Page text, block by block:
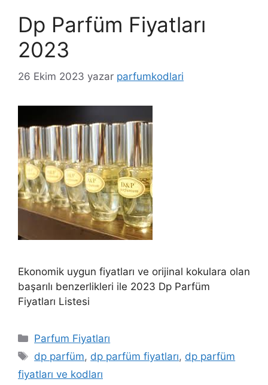
Dp Parfüm Fiyatları
2023
26 Ekim 2023 yazar parfumkodlari
Ekonomik uygun fiyatları ve orijinal kokulara olan
başarılı benzerlikleri ile 2023 Dp Parfüm
Fiyatları Listesi
Kategoriler
Parfum Fiyatları
Etiketler
dp parfüm, dp parfüm fiyatları, dp parfüm
fiyatları ve kodları